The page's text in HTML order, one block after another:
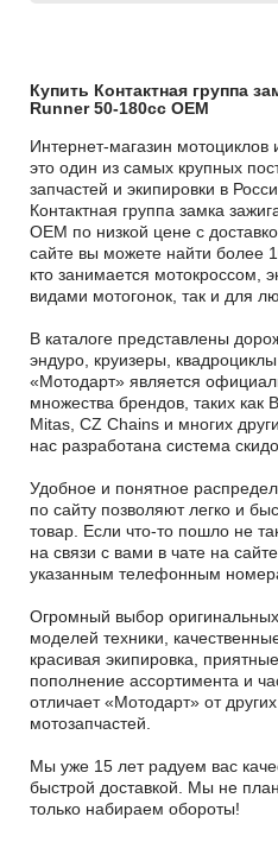
Купить Контактная группа
Runner 50-180cc OEM
Интернет-магазин мотоциклов
это один из самых крупных
запчастей и экипировки в
Контактная группа замка
OEM по низкой цене с
сайте вы можете найти более
кто занимается мотокроссом,
видами мотогонок, так и для
В каталоге представлены
эндуро, круизеры,
«Мотодарт» является
множества брендов, таких как
Mitas, CZ Chains и многих
нас разработана система
Удобное и понятное
по сайту позволяют легко и
товар. Если что-то пошло не
на связи с вами в чате на
указанным телефонным
Огромный выбор
моделей техники,
красивая экипировка,
пополнение ассортимента и
отличает «Мотодарт» от
мотозапчастей.
Мы уже 15 лет радуем вас
быстрой доставкой. Мы не
только набираем обороты!